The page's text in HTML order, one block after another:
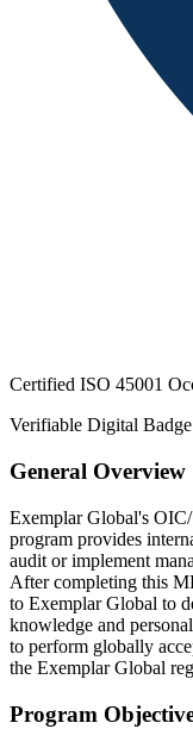
Certified ISO 45001
Verifiable Digital Badge
General Overview
Exemplar Global's
program provides
audit or implement
After completing this
to Exemplar Global to
knowledge and
to perform globally
the Exemplar Global
Program